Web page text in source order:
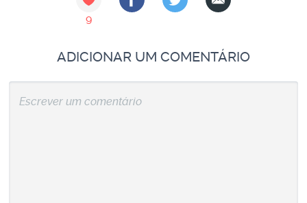
9
ADICIONAR UM COMENTÁRIO